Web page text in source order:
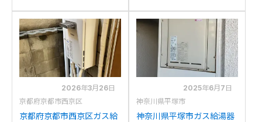
V1616T-Eからリンナイ
RUX-A1616W(A)-Eへの交
換
A1611W-Eからリンナイ
RUX-A1616W(A)-Eへの交
2026年3月26日
京都府京都市西京区
京都府京都市西京区ガス給
2025年6月7日
神奈川県平塚市
神奈川県平塚市ガス給湯器